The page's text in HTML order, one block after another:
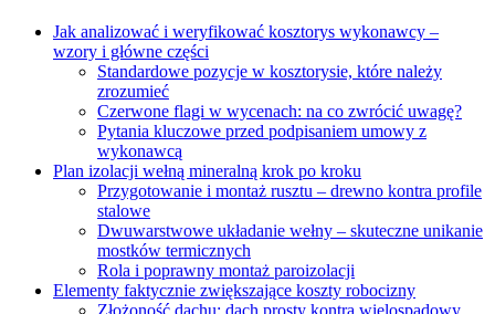
Jak analizować i weryfikować kosztorys wykonawcy –
wzory i główne części
Standardowe pozycje w kosztorysie, które należy
zrozumieć
Czerwone flagi w wycenach: na co zwrócić uwagę?
Pytania kluczowe przed podpisaniem umowy z
wykonawcą
Plan izolacji wełną mineralną krok po kroku
Przygotowanie i montaż rusztu – drewno kontra profile
stalowe
Dwuwarstwowe układanie wełny – skuteczne unikanie
mostków termicznych
Rola i poprawny montaż paroizolacji
Elementy faktycznie zwiększające koszty robocizny
Złożoność dachu: dach prosty kontra wielospadowy